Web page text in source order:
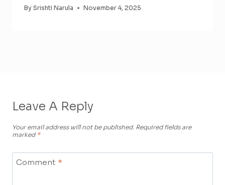
By Srishti Narula November 4, 2025
Leave A Reply
Your email address will not be published. Required fields are
marked *
Comment *